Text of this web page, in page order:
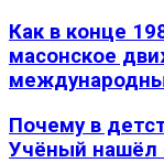
Как в конце
масонское
Почему в
Учёный нашёл